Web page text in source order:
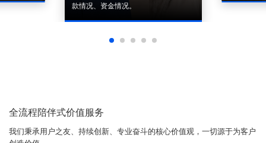
款情况、资金情况。
全流程陪伴式价值服务
我们秉承用户之友、持续创新、专业奋斗的核心价值观，一切源于为客户